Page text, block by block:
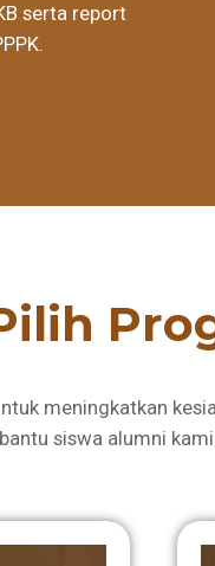
serta report
meningkatkan
siswa alumni